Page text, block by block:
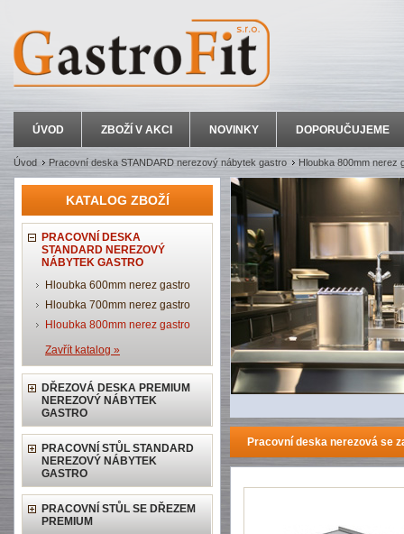
ÚVOD ZBOŽÍ V AKCI NOVINKY DOPORUČUJEME
Úvod Pracovní deska STANDARD nerezový nábytek gastro Hloubka 800mm nerez
KATALOG ZBOŽÍ
PRACOVNÍ DESKA
STANDARD NEREZOVÝ
NÁBYTEK GASTRO
Hloubka 600mm nerez gastro
Hloubka 700mm nerez gastro
Hloubka 800mm nerez gastro
Zavřít katalog »
DŘEZOVÁ DESKA PREMIUM
NEREZOVÝ NÁBYTEK
GASTRO
PRACOVNÍ STŮL STANDARD
NEREZOVÝ NÁBYTEK
GASTRO
PRACOVNÍ STŮL SE DŘEZEM
PREMIUM
Pracovní deska nerezová se